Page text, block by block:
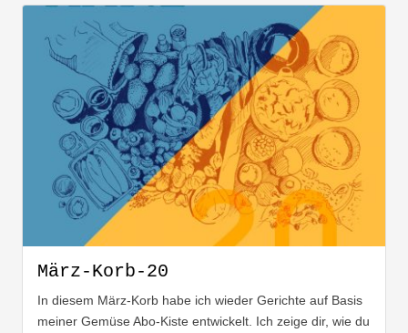
März-Korb-20
In diesem März-Korb habe ich wieder Gerichte auf Basis
meiner Gemüse Abo-Kiste entwickelt. Ich zeige dir, wie du